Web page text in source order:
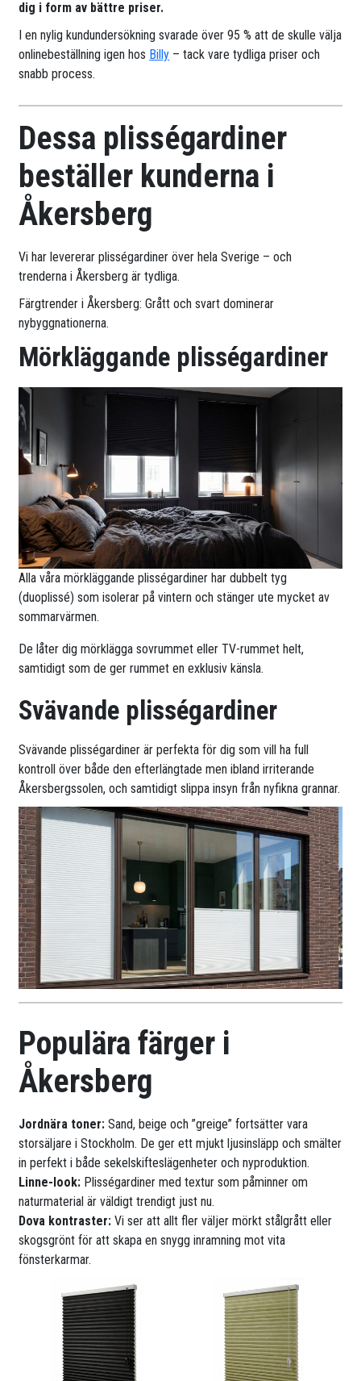
dig i form av bättre priser.
I en nylig kundundersökning svarade över 95 % att de skulle välja
onlinebeställning igen hos Billy – tack vare tydliga priser och
snabb process.
Dessa plisségardiner
beställer kunderna i
Åkersberg
Vi har levererar plisségardiner över hela Sverige – och
trenderna i Åkersberg är tydliga.
Färgtrender i Åkersberg: Grått och svart dominerar
nybyggnationerna.
Mörkläggande plisségardiner
Alla våra mörkläggande plisségardiner har dubbelt tyg
(duoplissé) som isolerar på vintern och stänger ute mycket av
sommarvärmen.
De låter dig mörklägga sovrummet eller TV-rummet helt,
samtidigt som de ger rummet en exklusiv känsla.
Svävande plisségardiner
Svävande plisségardiner är perfekta för dig som vill ha full
kontroll över både den efterlängtade men ibland irriterande
Åkersbergssolen, och samtidigt slippa insyn från nyfikna grannar.
Populära färger i
Åkersberg
Jordnära toner: Sand, beige och ”greige” fortsätter vara
storsäljare i Stockholm. De ger ett mjukt ljusinsläpp och smälter
in perfekt i både sekelskifteslägenheter och nyproduktion.
Linne-look: Plisségardiner med textur som påminner om
naturmaterial är väldigt trendigt just nu.
Dova kontraster: Vi ser att allt fler väljer mörkt stålgrått eller
skogsgrönt för att skapa en snygg inramning mot vita
fönsterkarmar.